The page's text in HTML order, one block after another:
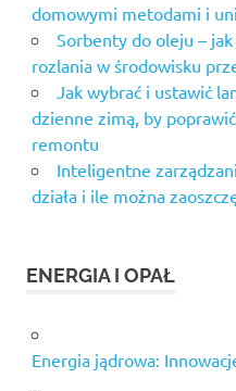
domowymi metodami i
Sorbenty do oleju –
rozlania w środowisku
Jak wybrać i ustawić
dzienne zimą, by
remontu
Inteligentne
działa i ile można
ENERGIA I OPAŁ
Energia jądrowa: